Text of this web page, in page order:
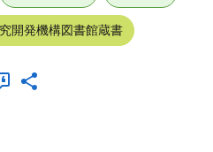
開発機構図書館蔵書